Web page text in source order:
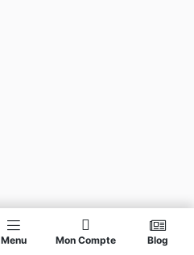
Menu Mon Compte Blog